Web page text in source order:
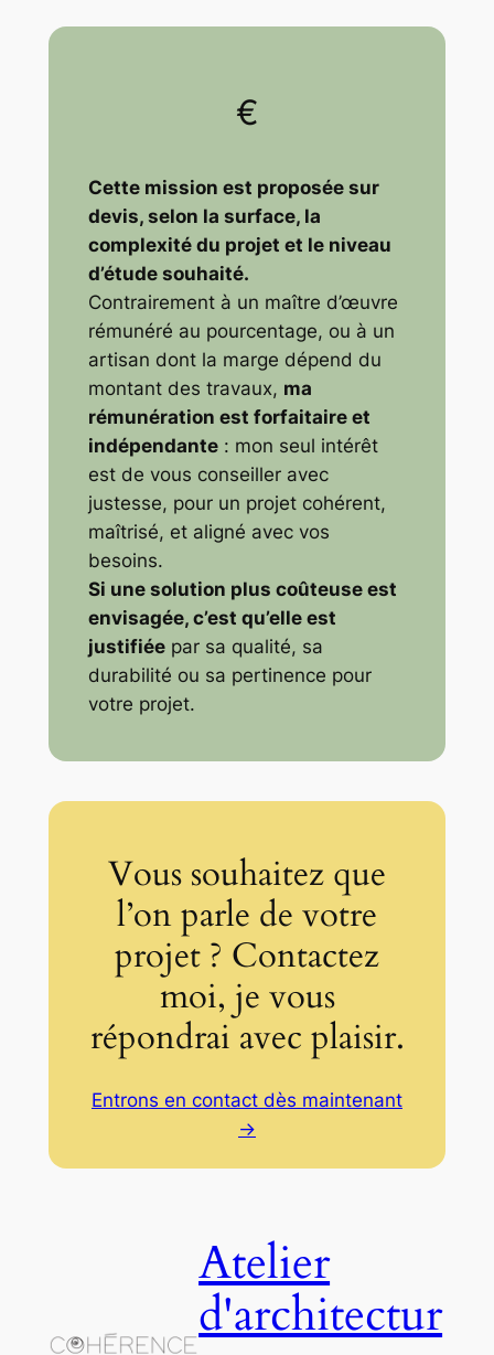
€
Cette mission est proposée sur
devis, selon la surface, la
complexité du projet et le niveau
d’étude souhaité.
Contrairement à un maître d’œuvre
rémunéré au pourcentage, ou à un
artisan dont la marge dépend du
montant des travaux, ma
rémunération est forfaitaire et
indépendante: mon seul intérêt
est de vous conseiller avec
justesse, pour un projet cohérent,
maîtrisé, et aligné avec vos
besoins.
Si une solution plus coûteuse est
envisagée, c’est qu’elle est
justifiéepar sa qualité, sa
durabilité ou sa pertinence pour
votre projet.
Vous souhaitez que
l’on parle de votre
projet ? Contactez
moi, je vous
répondrai avec plaisir.
Entrons en contact dès maintenant
→
Atelier
d'architectur